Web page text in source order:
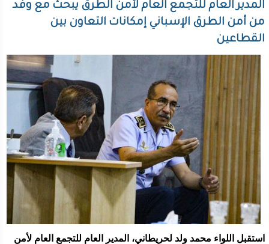
المدير العام للتجمع العام لأمن الطرق يبحث مع وفد
من أمن الطرق الإسباني إمكانات التعاون بين
القطاعين
استقبل اللواء محمد ولد لحريطاني، المدير العام للتجمع العام لأمن